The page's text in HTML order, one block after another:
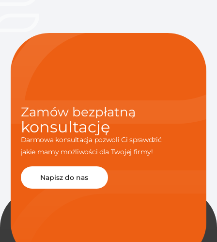
Zamów bezpłatną
konsultację
Darmowa konsultacja pozwoli Ci sprawdzić
jakie mamy możliwości dla Twojej firmy!
Napisz do nas